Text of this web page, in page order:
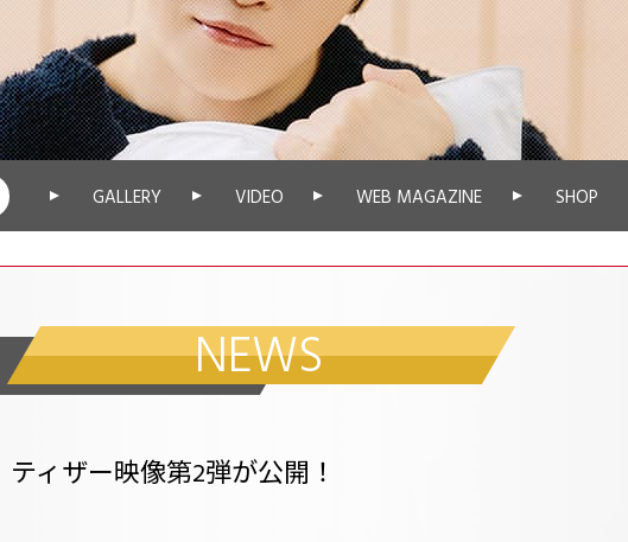
GALLERY VIDEO WEB MAGAZINE SHOP
NEWS
ィザー映像第2弾が公開！